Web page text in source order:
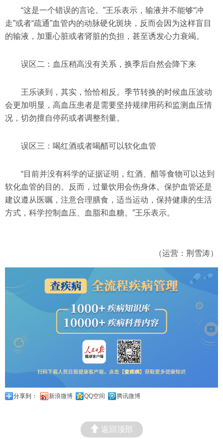
“这是一个错误的言论。”王乐表示，输液并不能够“冲
走”或者“疏通”血管内的动脉硬化斑块，反而会因为这样盲目
的输液，加重心脏或者肾脏的负担，甚至诱发心力衰竭。
误区二：血压稍高没有关系，换季后自然会降下来
王乐谈到，其实，恰恰相反。季节转换的时候血压波动
会更加明显，高血压患者是需要坚持规律用药和监测血压情
况，切勿擅自停药或者调整剂量。
误区三：喝红酒或者喝醋可以软化血管
“目前并没有科学的证据证明，红酒、醋等食物可以达到
软化血管的目的。反而，过量饮用会伤身体。保护血管还是
建议遵从医嘱，注意合理膳食，适当运动，保持健康的生活
方式，科学控制血压、血脂和血糖。”王乐表示。
（运营：荆雪涛）
分享到： 新浪微博 QQ空间 腾讯微博
返回顶部